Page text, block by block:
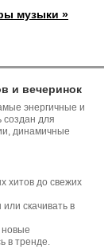
музыки »
и вечеринок
энергичные и
создан для
динамичные
хитов до свежих
скачивать в
в тренде.